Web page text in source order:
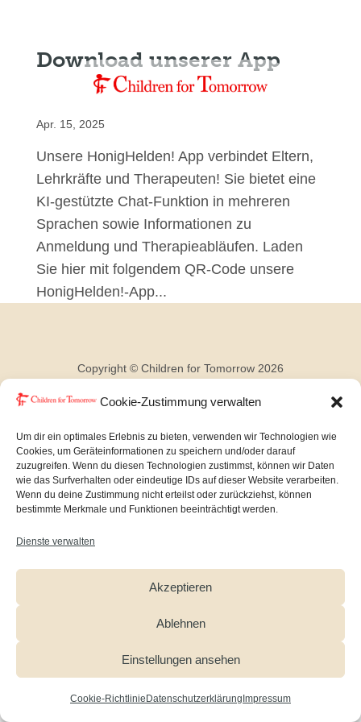
Cookie-Zustimmung verwalten
Um dir ein optimales Erlebnis zu bieten, verwenden wir Technologien wie
Cookies, um Geräteinformationen zu speichern und/oder darauf
zuzugreifen. Wenn du diesen Technologien zustimmst, können wir Daten
wie das Surfverhalten oder eindeutige IDs auf dieser Website verarbeiten.
Wenn du deine Zustimmung nicht erteilst oder zurückziehst, können
bestimmte Merkmale und Funktionen beeinträchtigt werden.
Dienste verwalten
Akzeptieren
Ablehnen
Einstellungen ansehen
Cookie-Richtlinie Datenschutzerklärung Impressum
Download unserer App
Apr. 15, 2025
Unsere HonigHelden! App verbindet Eltern,
Lehrkräfte und Therapeuten! Sie bietet eine
KI-gestützte Chat-Funktion in mehreren
Sprachen sowie Informationen zu
Anmeldung und Therapieabläufen. Laden
Sie hier mit folgendem QR-Code unsere
HonigHelden!-App...
Copyright © Children for Tomorrow 2026
Datenschutz